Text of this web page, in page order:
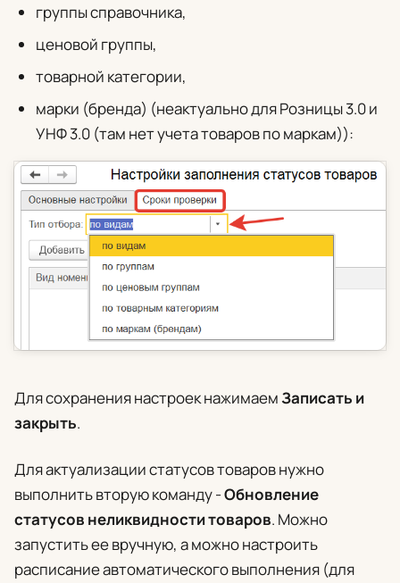
группы справочника,
ценовой группы,
товарной категории,
марки (бренда) (неактуально для Розницы 3.0 и
УНФ 3.0 (там нет учета товаров по маркам)):
Для сохранения настроек нажимаемЗаписать и
закрыть.
Для актуализации статусов товаров нужно
выполнить вторую команду-Обновление
статусов неликвидности товаров. Можно
запустить ее вручную, а можно настроить
расписание автоматического выполнения (для